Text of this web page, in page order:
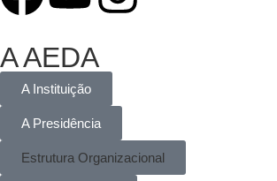
A AEDA
A Instituição
A Presidência
Estrutura Organizacional